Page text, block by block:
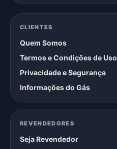
CLIENTES
Quem Somos
Termos e Condições de Uso
Privacidade e Segurança
Informações do Gás
REVENDEDORES
Seja Revendedor